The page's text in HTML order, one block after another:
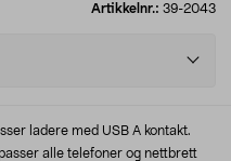
Artikkelnr.: 39-2043
ladere med USB A kontakt.
alle telefoner og nettbrett